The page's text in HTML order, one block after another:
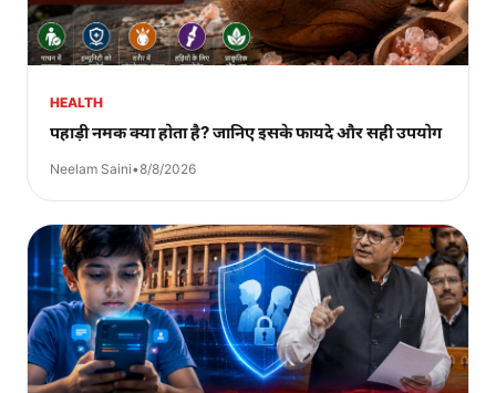
HEALTH
पहाड़ी नमक क्या होता है? जानिए इसके फायदे और सही उपयोग
Neelam Saini•8/8/2026